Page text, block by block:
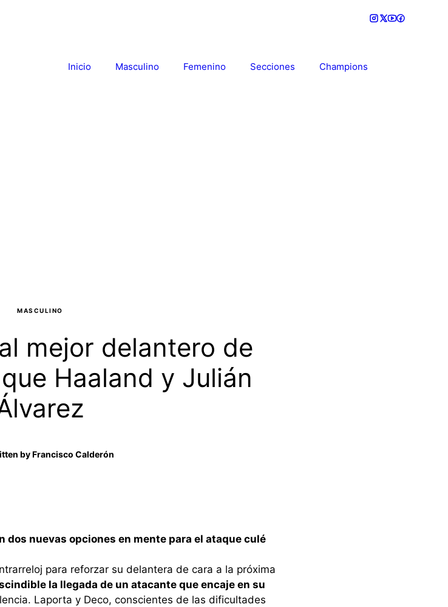
Inicio Masculino Femenino Secciones Champions
MASCULINO
mejor delantero de
Haaland y Julián
byFrancisco Calderón
dos nuevas opciones en mente para el ataque culé
para reforzar su delantera de cara a la próxima
la llegada de un atacante que encaje en su
Laporta y Deco, conscientes de las dificultades